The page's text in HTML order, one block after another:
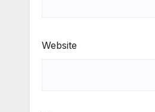
Website